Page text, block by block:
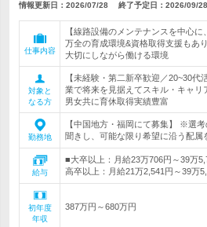
情報更新日：2026/07/28 終了予定日： 2026/09/28
仕事内容
【線路設備のメンテナンスを中心
万全の育成環境&資格取得支援もあ
大切にしながら働ける環境
対象と
なる方
【未経験・第二新卒歓迎／20~30
業で将来を見据えてスキル・キャ
男女共に育休取得実績豊富
勤務地
【中国地方・福岡にて募集】 ※選
聞きし、可能な限り希望に沿う配属
給与
■大卒以上：月給23万706円～39万
高卒以上：月給21万2,541円～39万
初年度
年収
387万円～680万円